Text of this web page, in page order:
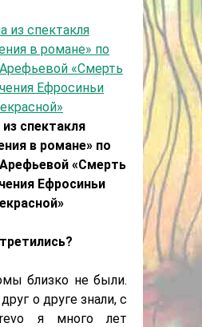
спектакля
в романе» по
«Смерть
Ефросиньи
близко не были.
о друге знали, с
я много лет